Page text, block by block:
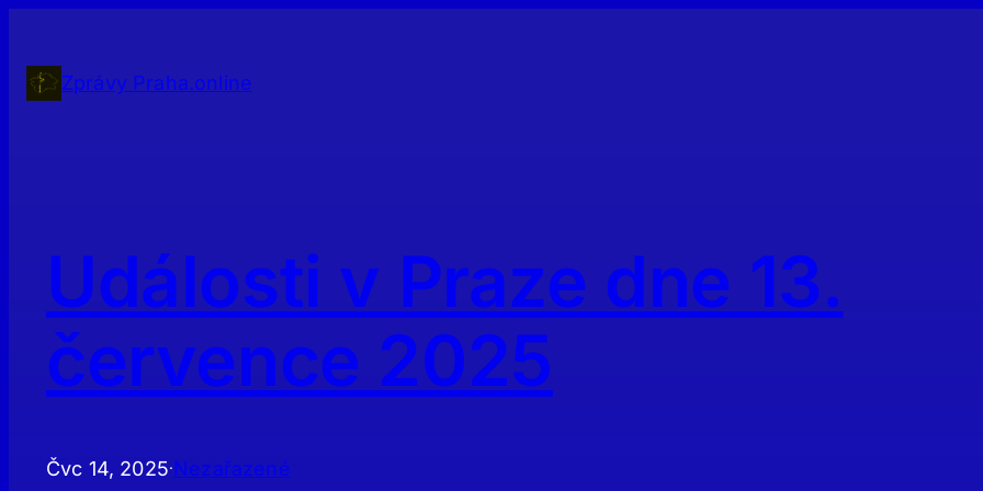
obsahZprávy Praha.online
Události v Praze dne 13.
července 2025
Čvc 14, 2025·Nezařazené